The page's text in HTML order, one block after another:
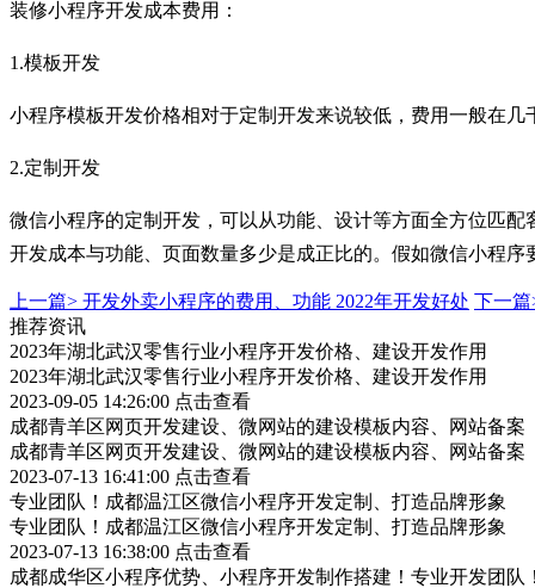
装修小程序开发成本费用：
1.模板开发
小程序模板开发价格相对于定制开发来说较低，费用一般在
2.定制开发
微信小程序的定制开发，可以从功能、设计等方面全方位匹
开发成本与功能、页面数量多少是成正比的。假如微信小程
上一篇> 开发外卖小程序的费用、功能 2022年开发好处 下一篇
推荐资讯
2023年湖北武汉零售行业小程序开发价格、建设开发作用
2023年湖北武汉零售行业小程序开发价格、建设开发作用
2023-09-05 14:26:00 点击查看
成都青羊区网页开发建设、微网站的建设模板内容、网站备案
成都青羊区网页开发建设、微网站的建设模板内容、网站备案
2023-07-13 16:41:00 点击查看
专业团队！成都温江区微信小程序开发定制、打造品牌形象
专业团队！成都温江区微信小程序开发定制、打造品牌形象
2023-07-13 16:38:00 点击查看
成都成华区小程序优势、小程序开发制作搭建！专业开发团队